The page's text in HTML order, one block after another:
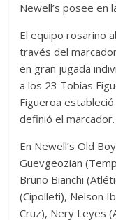
Newell’s posee en
El equipo rosarino
través del
en gran jugada
a los 23 Tobías
Figueroa
definió el marcador.
En Newell’s Old
Guevgeozian
Bruno Bianchi
(Cipolleti), Nelson
Cruz), Nery Leyes